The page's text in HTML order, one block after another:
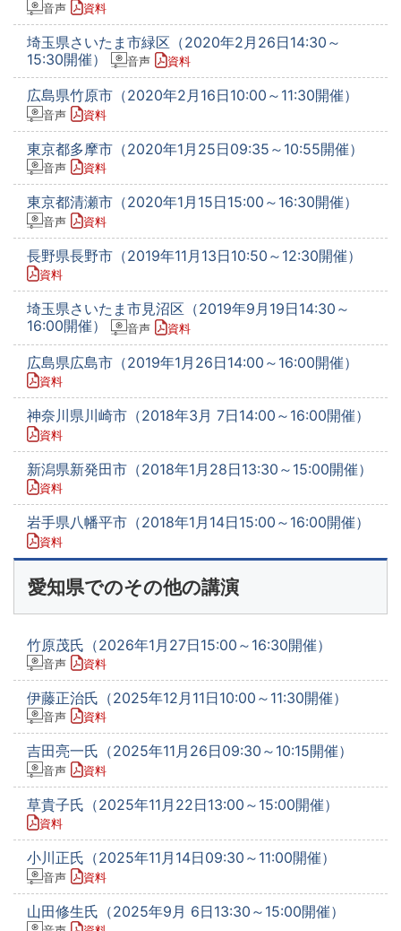
音声 資料
埼玉県さいたま市緑区（2020年2月26日14:30～
15:30開催）
音声 資料
広島県竹原市（2020年2月16日10:00～11:30開催）
音声 資料
東京都多摩市（2020年1月25日09:35～10:55開催）
音声 資料
東京都清瀬市（2020年1月15日15:00～16:30開催）
音声 資料
長野県長野市（2019年11月13日10:50～12:30開催）
資料
埼玉県さいたま市見沼区（2019年9月19日14:30～
16:00開催）
音声 資料
広島県広島市（2019年1月26日14:00～16:00開催）
資料
神奈川県川崎市（2018年3月 7日14:00～16:00開催）
資料
新潟県新発田市（2018年1月28日13:30～15:00開催）
資料
岩手県八幡平市（2018年1月14日15:00～16:00開催）
資料
愛知県でのその他の講演
竹原茂氏（2026年1月27日15:00～16:30開催）
音声 資料
伊藤正治氏（2025年12月11日10:00～11:30開催）
音声 資料
吉田亮一氏（2025年11月26日09:30～10:15開催）
音声 資料
草貴子氏（2025年11月22日13:00～15:00開催）
資料
小川正氏（2025年11月14日09:30～11:00開催）
音声 資料
山田修生氏（2025年9月 6日13:30～15:00開催）